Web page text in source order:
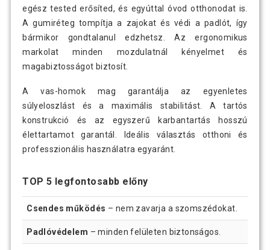
egész tested erősíted, és egyúttal óvod otthonodat is.
A gumiréteg tompítja a zajokat és védi a padlót, így
bármikor gondtalanul edzhetsz. Az ergonomikus
markolat minden mozdulatnál kényelmet és
magabiztosságot biztosít.
A vas-homok mag garantálja az egyenletes
súlyeloszlást és a maximális stabilitást. A tartós
konstrukció és az egyszerű karbantartás hosszú
élettartamot garantál. Ideális választás otthoni és
professzionális használatra egyaránt.
TOP 5 legfontosabb előny
Csendes működés – nem zavarja a szomszédokat.
Padlóvédelem – minden felületen biztonságos.